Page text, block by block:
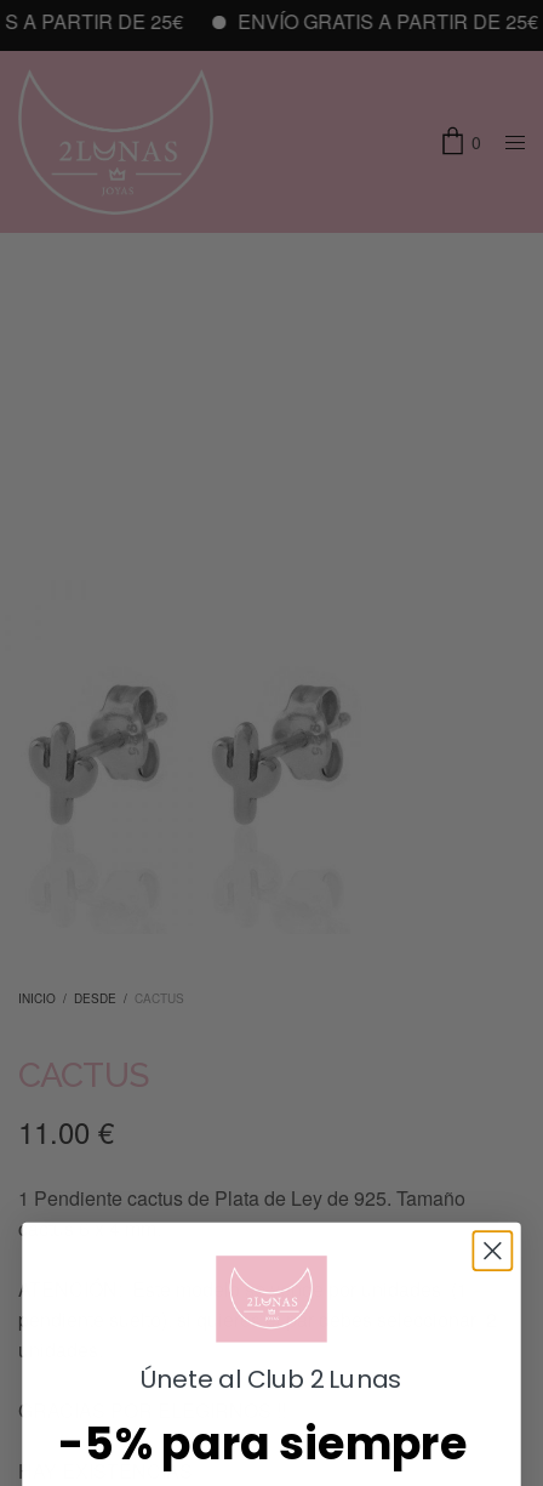
A PARTIR DE 25€ ENVÍO GRATIS A PARTIR DE 25€
0
INICIO / DESDE / CACTUS
CACTUS
11.00€
1 Pendiente cactus de Plata de Ley de 925. Tamaño
cactus 6 x 4 mm.
ATENCIÓN: Este modelo se vende por unidades (1
pendiente suelto), si quieres el par debes seleccionar 2
unidades.
GRACIAS POR ELEGIRNOS !!
HAY EXISTENCIAS
Únete al Club 2 Lunas
-5% para siempre